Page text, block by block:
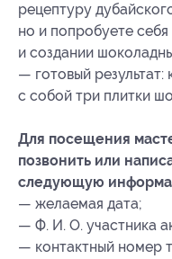
рецептуру
но и попробуете
и создании
— готовый результат:
с собой три плитки
Для посещения
позвонить или
следующую
— желаемая дата;
— Ф. И. О. участника
— контактный номер